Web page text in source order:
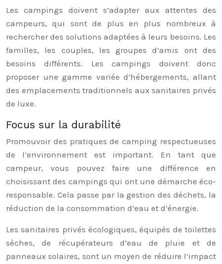
Les campings doivent s’adapter aux attentes des
campeurs, qui sont de plus en plus nombreux à
rechercher des solutions adaptées à leurs besoins. Les
familles, les couples, les groupes d’amis ont des
besoins différents. Les campings doivent donc
proposer une gamme variée d’hébergements, allant
des emplacements traditionnels aux sanitaires privés
de luxe.
Focus sur la durabilité
Promouvoir des pratiques de camping respectueuses
de l’environnement est important. En tant que
campeur, vous pouvez faire une différence en
choisissant des campings qui ont une démarche éco-
responsable. Cela passe par la gestion des déchets, la
réduction de la consommation d’eau et d’énergie.
Les sanitaires privés écologiques, équipés de toilettes
sèches, de récupérateurs d’eau de pluie et de
panneaux solaires, sont un moyen de réduire l’impact